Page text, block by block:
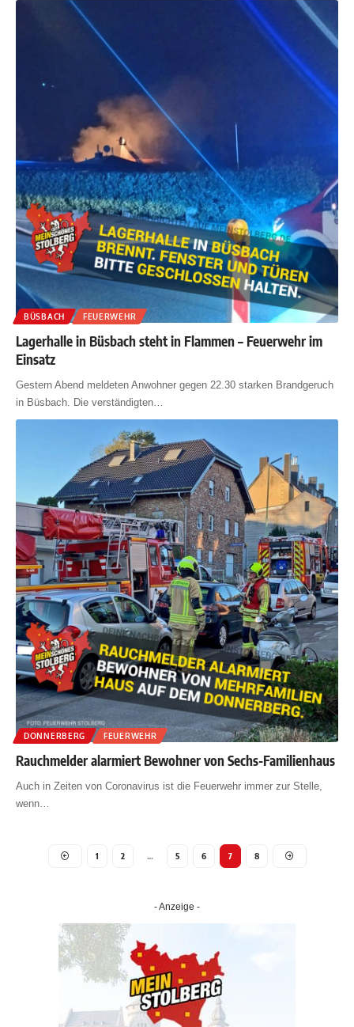
BÜSBACH FEUERWEHR
Lagerhalle in Büsbach steht in Flammen – Feuerwehr im
Einsatz
Gestern Abend meldeten Anwohner gegen 22.30 starken Brandgeruch
in Büsbach. Die verständigten
DONNERBERG FEUERWEHR
Rauchmelder alarmiert Bewohner von Sechs-Familienhaus
Auch in Zeiten von Coronavirus ist die Feuerwehr immer zur Stelle,
wenn
1 2 … 5 6 7 8
- Anzeige -